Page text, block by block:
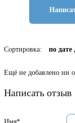
Сортировка: по дате
Ещё не добавлено ни
Написать отзыв